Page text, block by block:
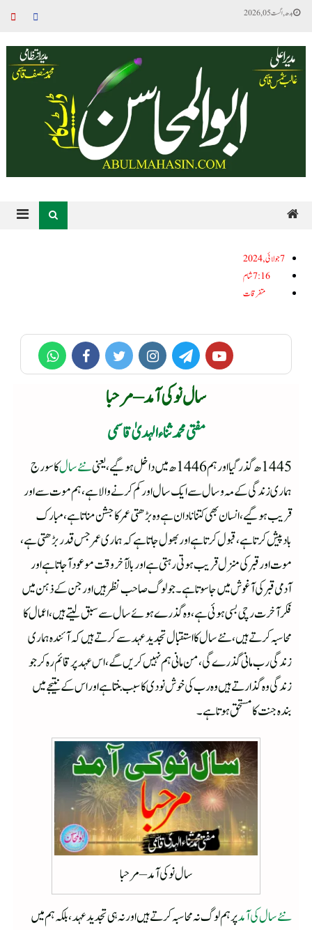
بدھ, اگست 05, 2026
7جولائی, 2024
7:16 شام
متفرقات
سال نوکی آمد – مرحبا
مفتی محمد ثناء الہدیٰ قاسمی
1445ھ گذرگیا اور ہم 1446ھ میں داخل ہوگیے، یعنی نئے سالکا سورج
ہماری زندگی کے مہ وسال سے ایک سال اور کم کرنے والا ہے، ہم موت سے اور
قریب ہو گیے، انسان بھی کتنا نادان ہے وہ بڑھتی عمر کا جشن مناتا ہے، مبارک
بادپیش کرتا ہے، قبول کرتا ہے اور بھول جاتا ہے کہ ہماری عمر جس قدر بڑھتی ہے،
موت اور قبر کی منزل قریب ہوتی رہتی ہے اور بالآخر وقت موعود آجاتا ہے اور
آدمی قبر کی آغوش میں جا سوتا ہے۔ جو لوگ صاحب نظر ہیں اور جن کے ذہن میں
فکر آخرت رچی بسی ہوئی ہے، وہ گذرے ہوئے سال سے سبق لیتے ہیں، اعمال کا
محاسبہ کرتے ہیں، نئے سال کا استقبال تجدید عہد سے کرتے ہیں کہ آئندہ ہماری
زندگی رب مانی گذرے گی، من مانی ہم نہیں کریں گے، اس عہد پر قائم رہ کر جو
زندگی وہ گذارتے ہیں وہ رب کی خوش نودی کا سبب بنتا ہے اور اس کے نتیجے میں
بندہ جنت کا مستحق ہوتا ہے۔
سال نوکی آمد – مرحبا
نئے سال کی آمدپر ہم لوگ نہ محاسبہ کرتے ہیں اور نہ ہی تجدید عہد، بلکہ ہم میں